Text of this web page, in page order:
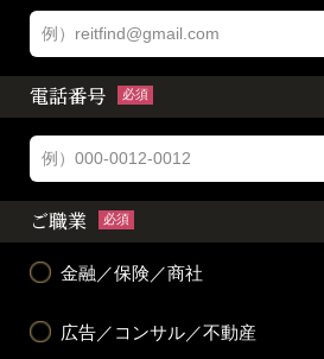
電話番号 必須
ご職業 必須
金融／保険／商社
広告／コンサル／不動産